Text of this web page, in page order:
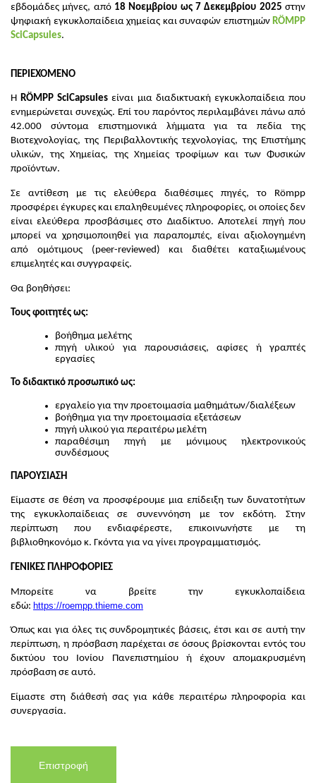
εβδομάδες μήνες, από 18 Νοεμβρίου ως 7 Δεκεμβρίου 2025 στην
ψηφιακή εγκυκλοπαίδεια χημείας και συναφών επιστημών RÖMPP
SciCapsules.
ΠΕΡΙΕΧΟΜΕΝΟ
HRÖMPP SciCapsules είναι μια διαδικτυακή εγκυκλοπαίδεια που
ενημερώνεται συνεχώς. Επί του παρόντος περιλαμβάνει πάνω από
42.000 σύντομα επιστημονικά λήμματα για τα πεδία της
Βιοτεχνολογίας, της Περιβαλλοντικής τεχνολογίας, της Επιστήμης
υλικών, της Χημείας, της Χημείας τροφίμων και των Φυσικών
προϊόντων.
Σε αντίθεση με τις ελεύθερα διαθέσιμες πηγές, το Römpp
προσφέρει έγκυρες και επαληθευμένες πληροφορίες, οι οποίες δεν
είναι ελεύθερα προσβάσιμες στο Διαδίκτυο. Αποτελεί πηγή που
μπορεί να χρησιμοποιηθεί για παραπομπές, είναι αξιολογημένη
από ομότιμους (peer-reviewed) και διαθέτει καταξιωμένους
επιμελητές και συγγραφείς.
Θα βοηθήσει:
Τους φοιτητές ως:
βοήθημα μελέτης
πηγή υλικού για παρουσιάσεις, αφίσες ή γραπτές
εργασίες
Το διδακτικό προσωπικό ως:
εργαλείο για την προετοιμασία μαθημάτων/διαλέξεων
βοήθημα για την προετοιμασία εξετάσεων
πηγή υλικού για περαιτέρω μελέτη
παραθέσιμη πηγή με μόνιμους ηλεκτρονικούς
συνδέσμους
ΠΑΡΟΥΣΙΑΣΗ
Είμαστε σε θέση να προσφέρουμε μια επίδειξη των δυνατοτήτων
της εγκυκλοπαίδειας σε συνεννόηση με τον εκδότη. Στην
περίπτωση που ενδιαφέρεστε, επικοινωνήστε με τη
βιβλιοθηκονόμο κ. Γκόντα για να γίνει προγραμματισμός.
ΓΕΝΙΚΕΣ ΠΛΗΡΟΦΟΡΙΕΣ
Μπορείτε να βρείτε την εγκυκλοπαίδεια
εδώ: https://roempp.thieme.com
Όπως και για όλες τις συνδρομητικές βάσεις, έτσι και σε αυτή την
περίπτωση, η πρόσβαση παρέχεται σε όσους βρίσκονται εντός του
δικτύου του Ιονίου Πανεπιστημίου ή έχουν απο­μακρυσμένη
πρόσβαση σε αυτό.
Είμαστε στη διάθεσή σας για κάθε περαιτέρω πληροφορία και
συνεργασία.
Επιστροφή